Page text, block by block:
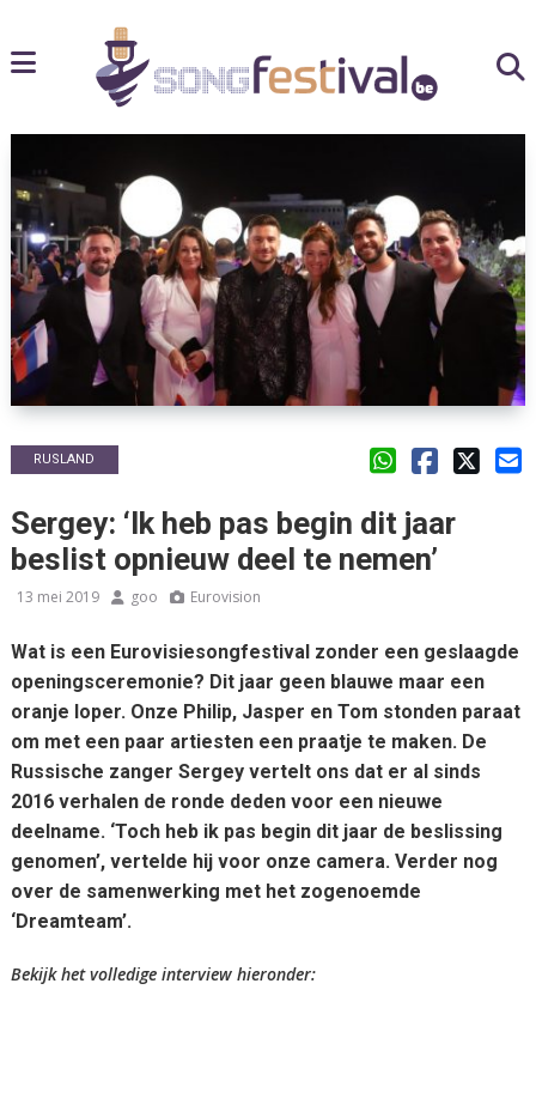
RUSLAND
Sergey: ‘Ik heb pas begin dit jaar
beslist opnieuw deel te nemen’
13 mei 2019 goo Eurovision
Wat is een Eurovisiesongfestival zonder een geslaagde
openingsceremonie? Dit jaar geen blauwe maar een
oranje loper. Onze Philip, Jasper en Tom stonden paraat
om met een paar artiesten een praatje te maken. De
Russische zanger Sergey vertelt ons dat er al sinds
2016 verhalen de ronde deden voor een nieuwe
deelname. ‘Toch heb ik pas begin dit jaar de beslissing
genomen’, vertelde hij voor onze camera. Verder nog
over de samenwerking met het zogenoemde
‘Dreamteam’.
Bekijk het volledige interview hieronder: